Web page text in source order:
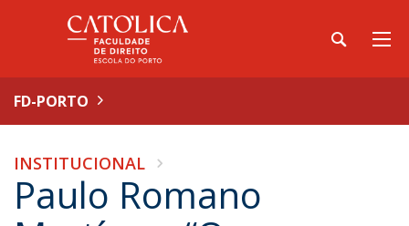
FD-PORTO
INSTITUCIONAL
Paulo Romano